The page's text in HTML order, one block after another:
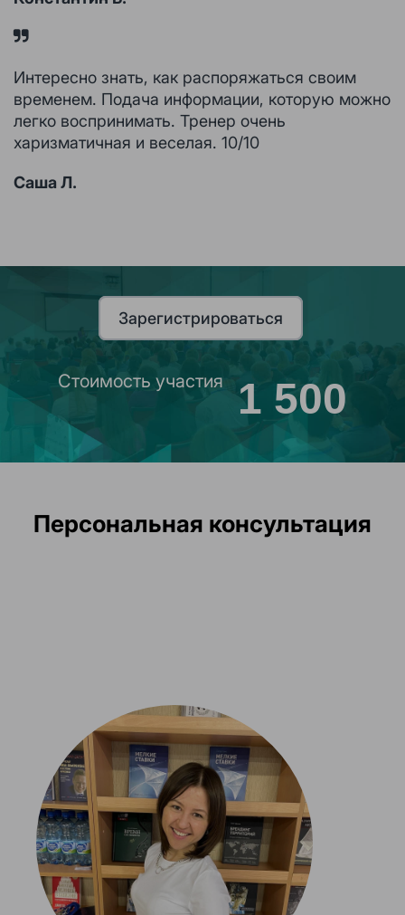
Интересно знать, как распоряжаться своим
временем. Подача информации, которую можно
легко воспринимать. Тренер очень
харизматичная и веселая. 10/10
Саша Л.
Зарегистрироваться
Cтоимость участия 1 500
Персональная консультация